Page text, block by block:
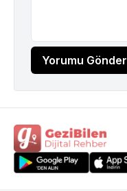
Yorumu Gönder